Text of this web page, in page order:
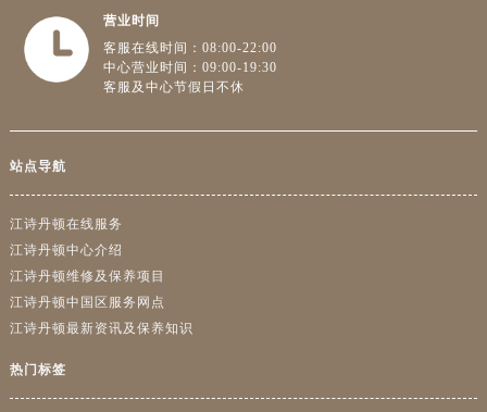
营业时间
客服在线时间：08:00-22:00
中心营业时间：09:00-19:30
客服及中心节假日不休
站点导航
江诗丹顿在线服务
江诗丹顿中心介绍
江诗丹顿维修及保养项目
江诗丹顿中国区服务网点
江诗丹顿最新资讯及保养知识
热门标签